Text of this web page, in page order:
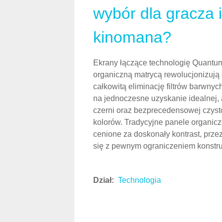
Czy
najlepszy